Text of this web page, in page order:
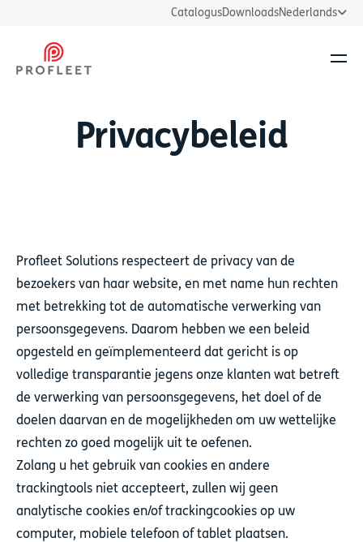
CatalogusDownloadsNederlands
Privacybeleid
Profleet Solutions respecteert de privacy van de
bezoekers van haar website, en met name hun rechten
met betrekking tot de automatische verwerking van
persoonsgegevens. Daarom hebben we een beleid
opgesteld en geïmplementeerd dat gericht is op
volledige transparantie jegens onze klanten wat betreft
de verwerking van persoonsgegevens, het doel of de
doelen daarvan en de mogelijkheden om uw wettelijke
rechten zo goed mogelijk uit te oefenen.
Zolang u het gebruik van cookies en andere
trackingtools niet accepteert, zullen wij geen
analytische cookies en/of trackingcookies op uw
computer, mobiele telefoon of tablet plaatsen.